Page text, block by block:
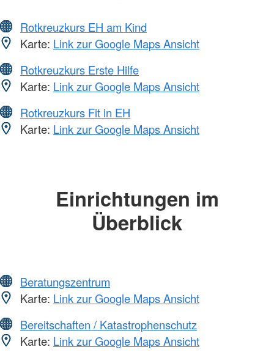
Rotkreuzkurs EH am Kind
Karte: Link zur Google Maps Ansicht
Rotkreuzkurs Erste Hilfe
Karte: Link zur Google Maps Ansicht
Rotkreuzkurs Fit in EH
Karte: Link zur Google Maps Ansicht
Einrichtungen im
Überblick
Beratungszentrum
Karte: Link zur Google Maps Ansicht
Bereitschaften / Katastrophenschutz
Karte: Link zur Google Maps Ansicht